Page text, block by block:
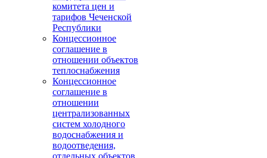
комитета цен и
тарифов Чеченской
Республики
Концессионное
соглашение в
отношении объектов
теплоснабжения
Концессионное
соглашение в
отношении
централизованных
систем холодного
водоснабжения и
водоотведения,
отдельных объектов